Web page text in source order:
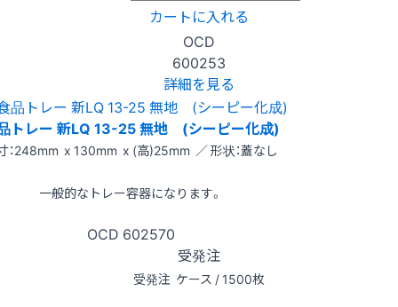
カートに入れる
OCD
600253
詳細を見る
トレー 新LQ 13-25 無地 (シーピー化成)
：248mm x 130mm x (高)25mm ／ 形状：蓋なし
一般的なトレー容器になります。
OCD 602570
受発注
受発注 ケース / 1500枚